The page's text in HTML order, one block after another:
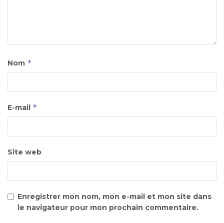
Nom *
E-mail *
Site web
Enregistrer mon nom, mon e-mail et mon site dans
le navigateur pour mon prochain commentaire.